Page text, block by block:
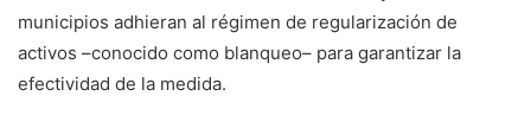
municipios adhieran al régimen de regularización de
activos –conocido como blanqueo– para garantizar la
efectividad de la medida.